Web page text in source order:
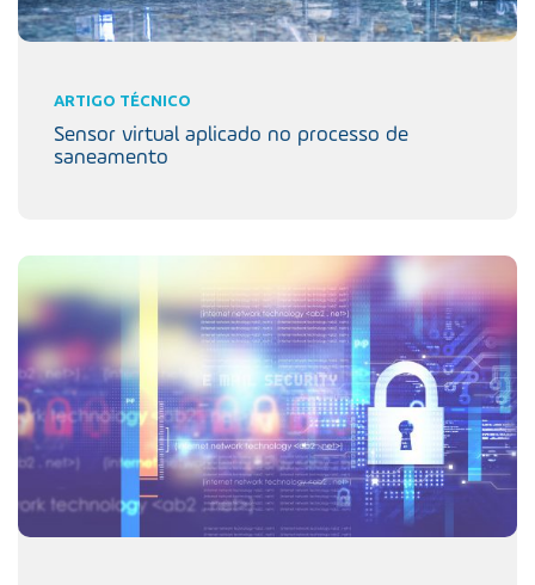
ARTIGO TÉCNICO
Sensor virtual aplicado no processo de
saneamento